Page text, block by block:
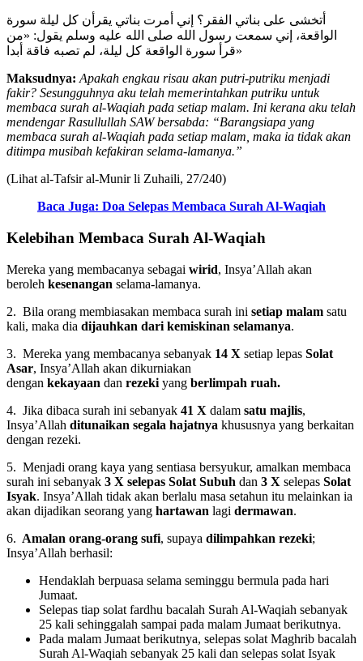
أتخشى على بناتي الفقر؟ إني أمرت بناتي يقرأن كل ليلة سورة
الواقعة، إني سمعت رسول الله صلى الله عليه وسلم يقول: «من
قرأ سورة الواقعة كل ليلة، لم تصبه فاقة أبدا»
Maksudnya: Apakah engkau risau akan putri-putriku menjadi
fakir? Sesungguhnya aku telah memerintahkan putriku untuk
membaca surah al-Waqiah pada setiap malam. Ini kerana aku telah
mendengar Rasullullah SAW bersabda: “Barangsiapa yang
membaca surah al-Waqiah pada setiap malam, maka ia tidak akan
ditimpa musibah kefakiran selama-lamanya.”
(Lihat al-Tafsir al-Munir li Zuhaili, 27/240)
Baca Juga: Doa Selepas Membaca Surah Al-Waqiah
Kelebihan Membaca Surah Al-Waqiah
Mereka yang membacanya sebagai wirid, Insya’Allah akan
beroleh kesenangan selama-lamanya.
2. Bila orang membiasakan membaca surah ini setiap malam satu
kali, maka dia dijauhkan dari kemiskinan selamanya.
3. Mereka yang membacanya sebanyak 14 X setiap lepas Solat
Asar, Insya’Allah akan dikurniakan
dengan kekayaan dan rezeki yang berlimpah ruah.
4. Jika dibaca surah ini sebanyak 41 X dalam satu majlis,
Insya’Allah ditunaikan segala hajatnya khususnya yang berkaitan
dengan rezeki.
5. Menjadi orang kaya yang sentiasa bersyukur, amalkan membaca
surah ini sebanyak 3 X selepas Solat Subuh dan 3 X selepas Solat
Isyak. Insya’Allah tidak akan berlalu masa setahun itu melainkan ia
akan dijadikan seorang yang hartawan lagi dermawan.
6. Amalan orang-orang sufi, supaya dilimpahkan rezeki;
Insya’Allah berhasil:
Hendaklah berpuasa selama seminggu bermula pada hari
Jumaat.
Selepas tiap solat fardhu bacalah Surah Al-Waqiah sebanyak
25 kali sehinggalah sampai pada malam Jumaat berikutnya.
Pada malam Jumaat berikutnya, selepas solat Maghrib bacalah
Surah Al-Waqiah sebanyak 25 kali dan selepas solat Isyak